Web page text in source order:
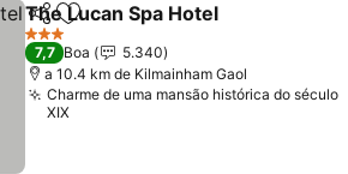
PartilharAdicionar aos favoritos
The Lucan Spa Hotel
3 Estrelas
7,7 Boa
5.340
a 10.4 km de Kilmainham Gaol
Charme de uma mansão histórica do século
XIX